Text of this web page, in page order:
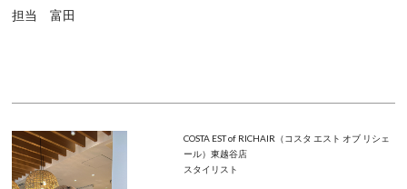
担当 富田
COSTA EST of RICHAIR（コスタ エスト オブ リシェ
ール）東越谷店
スタイリスト